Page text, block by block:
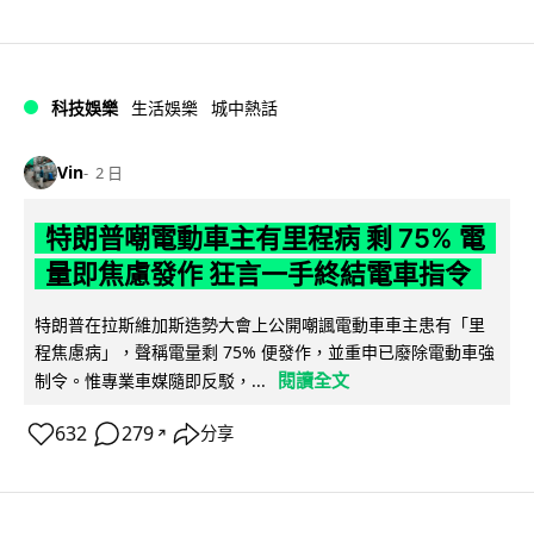
科技娛樂 生活娛樂 城中熱話
Vin 2 日
特朗普嘲電動車主有里程病 剩 75% 電
量即焦慮發作 狂言一手終結電車指令
特朗普在拉斯維加斯造勢大會上公開嘲諷電動車車主患有「里
程焦慮病」，聲稱電量剩 75% 便發作，並重申已廢除電動車強
制令。惟專業車媒隨即反駁，...
閱讀全文
632 279 ↗ 分享